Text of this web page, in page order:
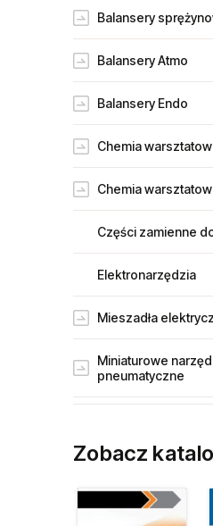
Balansery
Balansery Atmo
Balansery Endo
Chemia
Chemia
Części zamienne
Elektronarzędzia
Mieszadła
Miniaturowe
pneumatyczne
Narzędzia dla
Narzędzia dla
Zobacz